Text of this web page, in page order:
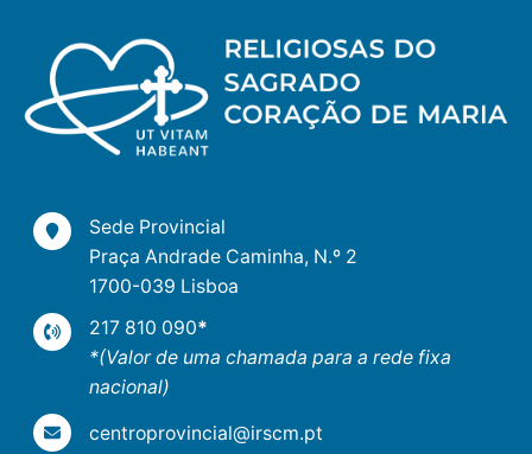
Sede Provincial
Praça Andrade Caminha, N.º 2
1700-039 Lisboa
217 810 090*
*(Valor de uma chamada para a rede fixa
nacional)
centroprovincial@irscm.pt